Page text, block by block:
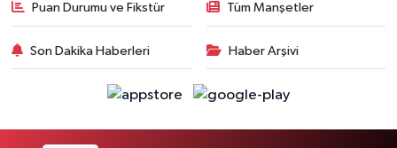
Puan Durumu ve Fikstür Tüm Manşetler
Son Dakika Haberleri Haber Arşivi